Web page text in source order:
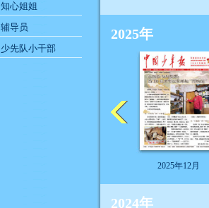
知心姐姐
辅导员
少先队小干部
2025年
2025年12月
2024年